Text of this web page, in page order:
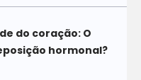
do coração: O
hormonal?